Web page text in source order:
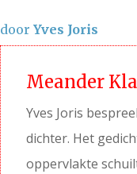
doorYves Joris
Meander
Yves Joris
dichter. Het
oppervlakte